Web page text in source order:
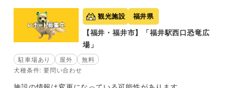
観光施設 福井県
【福井・福井市】「福井駅西口恐竜広
場」
駐車場あり 屋外
無料
犬種条件: 要問い合わせ